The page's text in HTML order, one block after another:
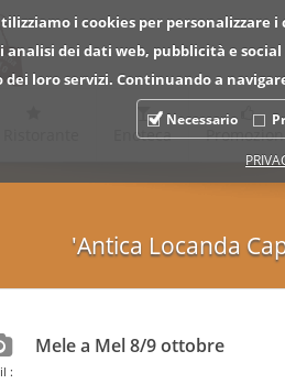
i cookies per
dei dati web, pubblicità e
loro servizi. Continuando a
Necessario
Enoteca
'Antica Locanda
:
Mele a Mel 8/9 ottobre